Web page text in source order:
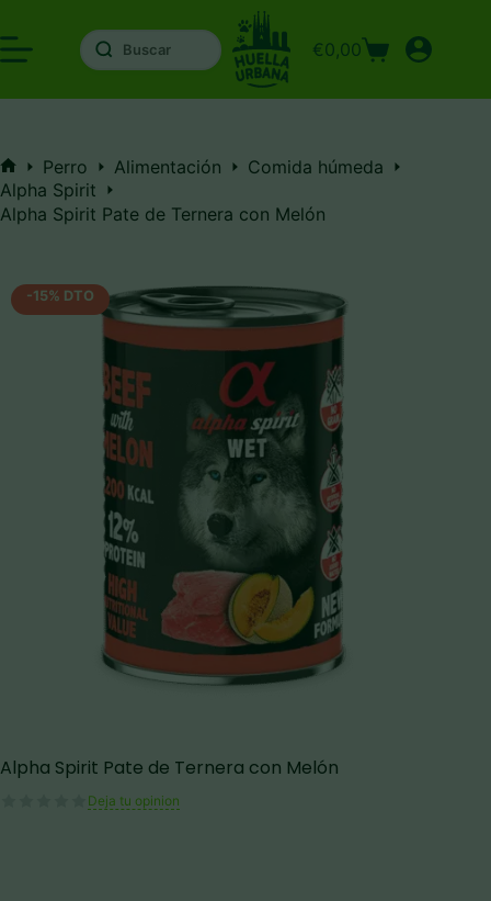
al
contenido
Carro
compra
€0,00
Inicio
Perro Alimentación
Comida húmeda
Alpha Spirit
Alpha Spirit Pate de Ternera con Melón
-15% DTO
Alpha Spirit Pate de Ternera con Melón
Deja tu opinion